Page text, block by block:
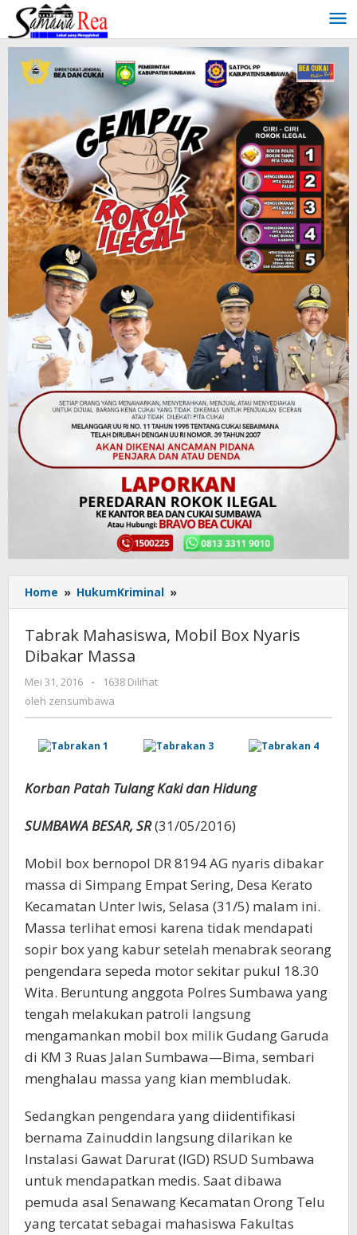
Lewati
konten
Home » HukumKriminal »
Mahasiswa,
Mobil
Box
Tabrak Mahasiswa, Mobil Box Nyaris
Dibakar Massa
Mei 31, 2016
oleh
zensumbawa
-
1638 Dilihat
oleh zensumbawa
Korban Patah Tulang Kaki dan Hidung
SUMBAWA BESAR, SR(31/05/2016)
Mobil box bernopol DR 8194 AG nyaris dibakar
massa di Simpang Empat Sering, Desa Kerato
Kecamatan Unter Iwis, Selasa (31/5) malam ini.
Massa terlihat emosi karena tidak mendapati
sopir box yang kabur setelah menabrak seorang
pengendara sepeda motor sekitar pukul 18.30
Wita. Beruntung anggota Polres Sumbawa yang
tengah melakukan patroli langsung
mengamankan mobil box milik Gudang Garuda
di KM 3 Ruas Jalan Sumbawa—Bima, sembari
menghalau massa yang kian membludak.
Sedangkan pengendara yang diidentifikasi
bernama Zainuddin langsung dilarikan ke
Instalasi Gawat Darurat (IGD) RSUD Sumbawa
untuk mendapatkan medis. Saat dibawa
pemuda asal Senawang Kecamatan Orong Telu
yang tercatat sebagai mahasiswa Fakultas